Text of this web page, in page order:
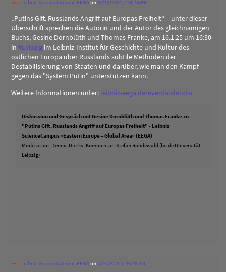
Leibniz ScienceCampus EEGAon 12/12/2024, 2:00:56 PM
„Putins Gift. Russlands Angriff auf Europas Freiheit“ – unter dieser
Überschrift sprechen die Autorin und der Autor des gleichnamigen
Buchs, Gesine Dornblüth und Thomas Franke, am 16.1.25 um 16:30
in #Leipzig im Leibniz-Institut für Geschichte und Kultur des
östlichen Europa über Russlands subtile Methoden der
Destabilisierung von Staaten und darüber, wie man den Kampf
gegen das "System Putin" unterstützen kann.
Weitere Informationen unter: leibniz-eega.de/event-calendar
Diskussion und Gespräch mit Gesine Dornblüth und Thomas Franke zu
"Putins Gift. Russlands Angriff auf Europas Freiheit" - Leibniz
ScienceCampus »Eastern Europe – Global Area« (EEGA)
Moderation: Dennis Dierks, Kommentar: Stefan Rohdewald (beide Universität
Leipzig)
Leibniz ScienceCampus EEGAon5/14/2024, 5:46:48 AM